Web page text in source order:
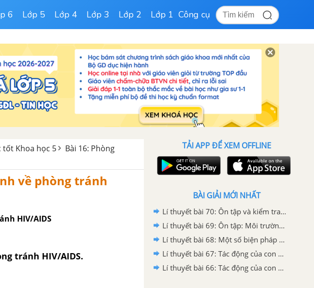
6 Lớp 5 Lớp 4 Lớp 3 Lớp 2 Lớp 1 Công cụ
tốt Khoa học 5
Bài 16: Phòng
về phòng tránh
HIV/AIDS
tránh HIV/AIDS.
TẢI APP ĐỂ XEM OFFLINE
BÀI GIẢI MỚI NHẤT
Lí thuyết bài 70: Ôn tập và kiểm tra cuối năm
Lí thuyết bài 69: Ôn tập: Môi trường và tài nguyên thiên nhiên
Lí thuyết bài 68: Một số biện pháp bảo vệ môi trường
Lí thuyết bài 67: Tác động của con người đến môi trường không khí và nước
Lí thuyết bài 66: Tác động của con người đến môi trường đất